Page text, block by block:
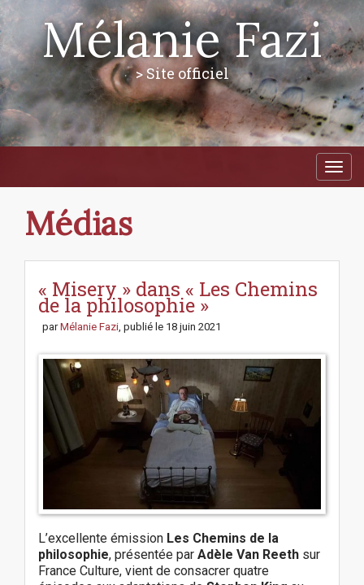
Mélanie Fazi
> Site officiel
M
i
i
Médias
« Misery » dans « Les Chemins
de la philosophie »
parMélanie Fazi, publié le 18 juin 2021
L’excellente émission Les Chemins de la
philosophie, présentée par Adèle Van Reeth sur
France Culture, vient de consacrer quatre